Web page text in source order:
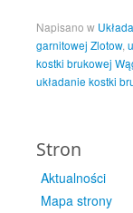
Napisano w
garnitowej Zlotow,
kostki brukowej
układanie kostki
Stron
Aktualności
Mapa strony